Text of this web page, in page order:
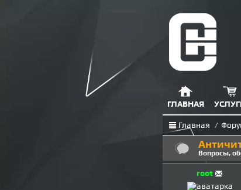
ГЛАВНАЯ
Главная /
Вопросы,
root